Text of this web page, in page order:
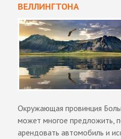
ВЕЛЛИНГТОНА
Окружающая провинция
может многое предложить,
арендовать автомобиль и